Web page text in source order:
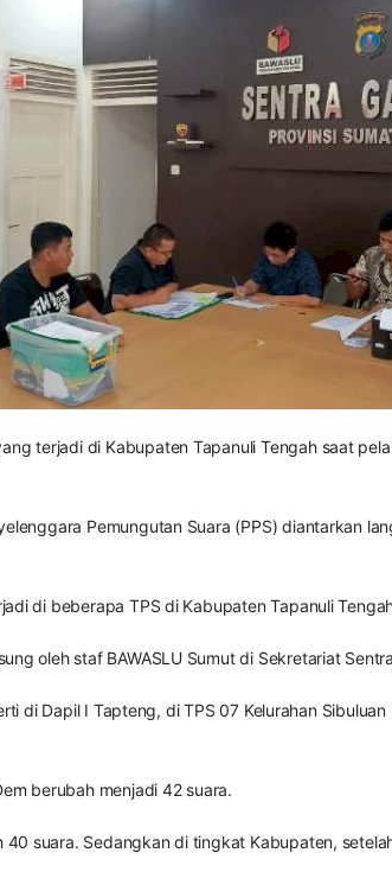
terjadi di Kabupaten Tapanuli Tengah saat
Pemungutan Suara (PPS) diantarkan
di beberapa TPS di Kabupaten Tapanuli
oleh staf BAWASLU Sumut di Sekretariat
di Dapil I Tapteng, di TPS 07 Kelurahan
berubah menjadi 42 suara.
suara. Sedangkan di tingkat Kabupaten,